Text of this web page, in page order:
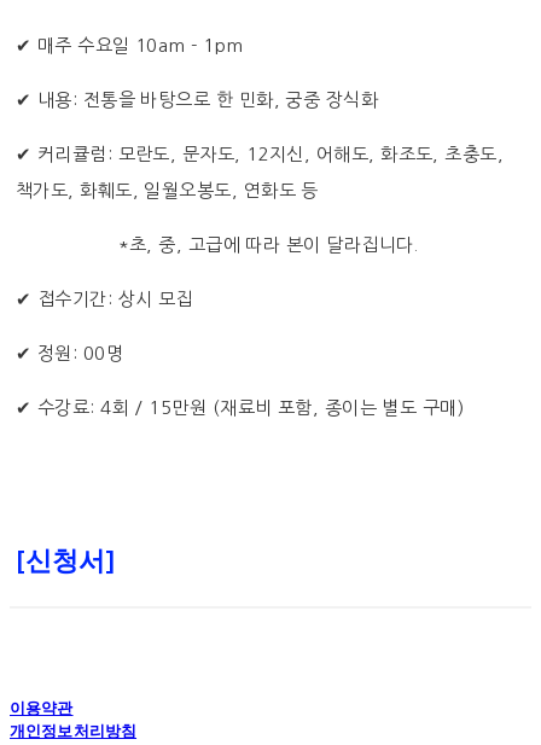
✔ 매주 수요일 10am - 1pm
✔ 내용: 전통을 바탕으로 한 민화, 궁중 장식화
✔ 커리큘럼: 모란도, 문자도, 12지신, 어해도, 화조도, 초충도,
책가도, 화훼도, 일월오봉도, 연화도 등
*초, 중, 고급에 따라 본이 달라집니다.
✔ 접수기간: 상시 모집
✔ 정원: 00명
✔ 수강료: 4회 / 15만원 (재료비 포함, 종이는 별도 구매)
[신청서]
이용약관
개인정보처리방침